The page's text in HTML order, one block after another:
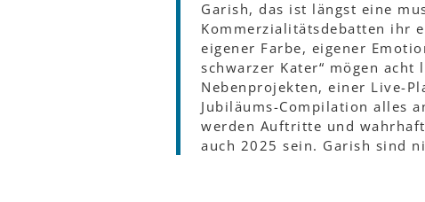
Garish, das ist längst eine
Kommerzialitätsdebatten ihr
eigener Farbe, eigener
schwarzer Kater“ mögen
Nebenprojekten, einer Live-
Jubiläums-Compilation alles
werden Auftritte und
auch 2025 sein. Garish sind